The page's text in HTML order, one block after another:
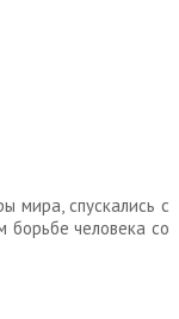
мира, спускались с
борьбе человека со